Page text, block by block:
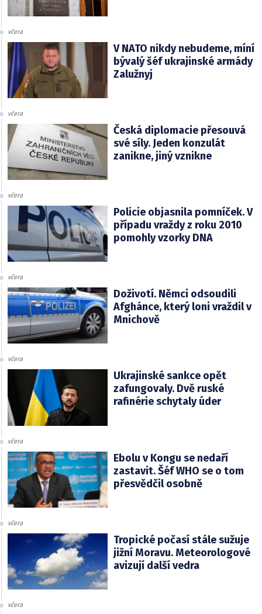
včera
V NATO nikdy nebudeme, míní
bývalý šéf ukrajinské armády
Zalužnyj
včera
Česká diplomacie přesouvá
své síly. Jeden konzulát
zanikne, jiný vznikne
včera
Policie objasnila pomníček. V
případu vraždy z roku 2010
pomohly vzorky DNA
včera
Doživotí. Němci odsoudili
Afghánce, který loni vraždil v
Mnichově
včera
Ukrajinské sankce opět
zafungovaly. Dvě ruské
rafinérie schytaly úder
včera
Ebolu v Kongu se nedaří
zastavit. Šéf WHO se o tom
přesvědčil osobně
včera
Tropické počasí stále sužuje
jižní Moravu. Meteorologové
avizují další vedra
včera